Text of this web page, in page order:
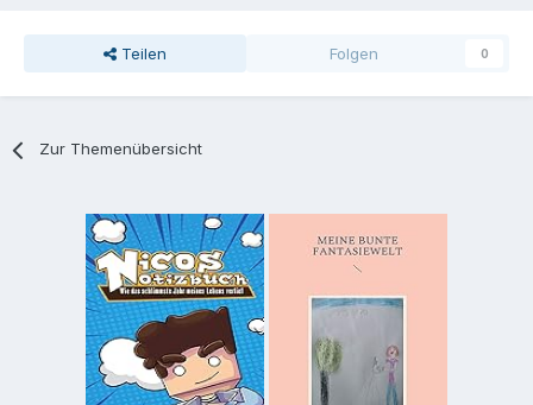
Teilen Folgen 0
Zur Themenübersicht